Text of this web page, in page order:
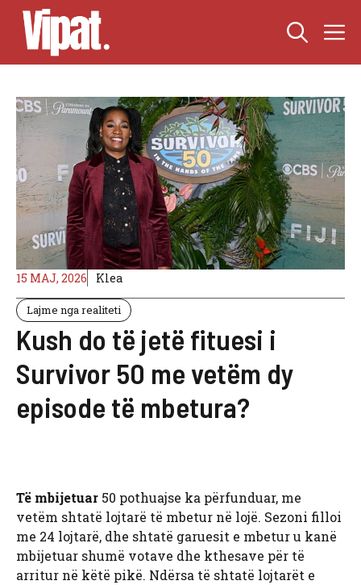
Skip
content
15 MAJ, 2026 Klea
Lajme nga realiteti
Kush do të jetë fituesi i
Survivor 50 me vetëm dy
episode të mbetura?
Të mbijetuar 50 pothuajse ka përfunduar, me
vetëm shtatë lojtarë të mbetur në lojë. Sezoni filloi
me 24 lojtarë, dhe shtatë garuesit e mbetur u kanë
mbijetuar shumë votave dhe kthesave për të
arritur në këtë pikë. Ndërsa të shtatë lojtarët e